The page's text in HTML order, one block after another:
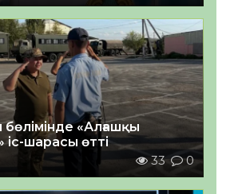
«Алғашқы
іс-шарасы өтті
33 0